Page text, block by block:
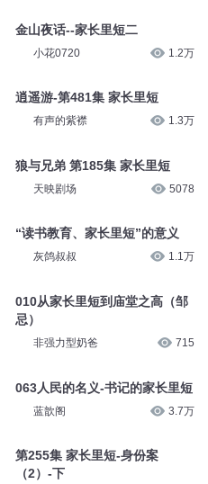
金山夜话--家长里短二
小花0720 1.2万
逍遥游-第481集 家长里短
有声的紫襟 1.3万
狼与兄弟 第185集 家长里短
天映剧场 5078
“读书教育、家长里短”的意义
灰鸽叔叔 1.1万
010从家长里短到庙堂之高（邹
忌）
非强力型奶爸 715
063人民的名义-书记的家长里短
蓝歆阁 3.7万
第255集 家长里短-身份案
（2）-下